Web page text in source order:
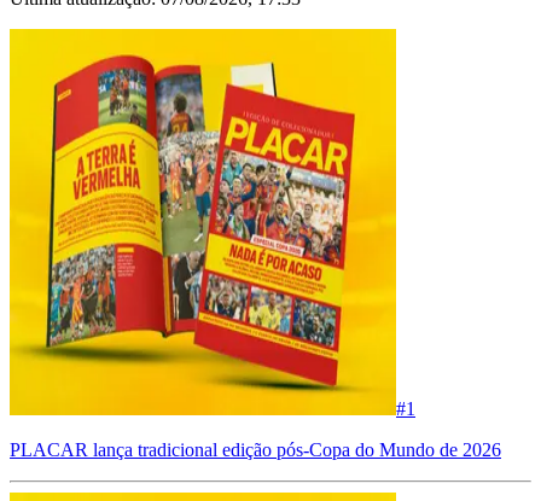
#1
PLACAR lança tradicional edição pós-Copa do Mundo de 2026